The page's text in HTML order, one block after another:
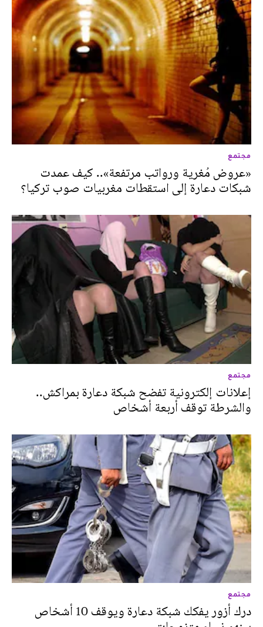
مجتمع
«عروض مُغرية ورواتب مرتفعة».. كيف عمدت
شبكات دعارة إلى استقطات مغربيات صوب تركيا؟
مجتمع
إعلانات إلكترونية تفضح شبكة دعارة بمراكش..
والشرطة توقف أربعة أشخاص
مجتمع
درك أزور يفكك شبكة دعارة ويوقف 10 أشخاص